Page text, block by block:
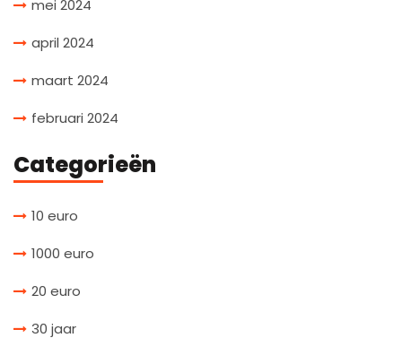
mei 2024
april 2024
maart 2024
februari 2024
Categorieën
10 euro
1000 euro
20 euro
30 jaar